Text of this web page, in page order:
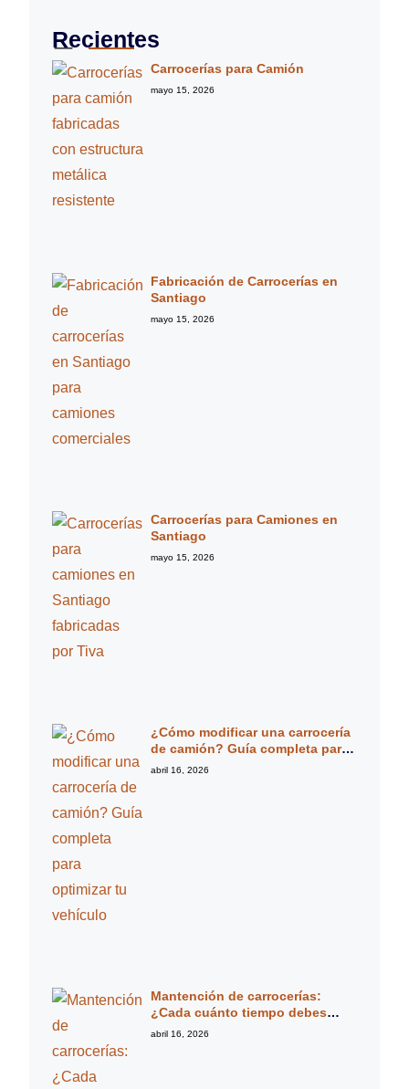
Recientes
Carrocerías para Camión
mayo 15, 2026
Fabricación de Carrocerías en
Santiago
mayo 15, 2026
Carrocerías para Camiones en
Santiago
mayo 15, 2026
¿Cómo modificar una carrocería
de camión? Guía completa para
optimizar tu vehículo
abril 16, 2026
Mantención de carrocerías:
¿Cada cuánto tiempo debes
revisarla? Guía experta completa
abril 16, 2026